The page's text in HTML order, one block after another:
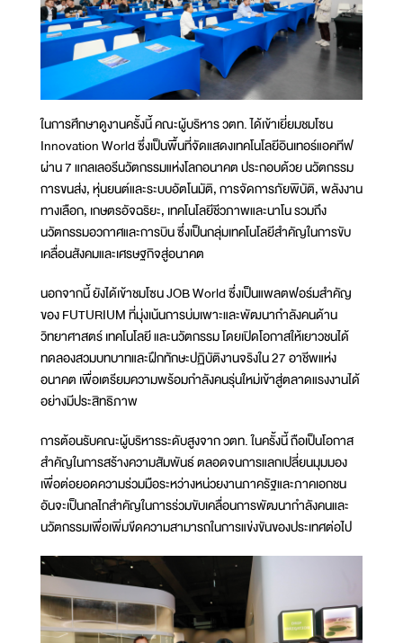
ในการศึกษาดูงานครั้งนี้ คณะผู้บริหาร วตท. ได้เข้าเยี่ยมชมโซน
Innovation World ซึ่งเป็นพื้นที่จัดแสดงเทคโนโลยีอินเทอร์แอคทีฟ
ผ่าน 7 แกลเลอรีนวัตกรรมแห่งโลกอนาคต ประกอบด้วย นวัตกรรม
การขนส่ง, หุ่นยนต์และระบบอัตโนมัติ, การจัดการภัยพิบัติ, พลังงาน
ทางเลือก, เกษตรอัจฉริยะ, เทคโนโลยีชีวภาพและนาโน รวมถึง
นวัตกรรมอวกาศและการบิน ซึ่งเป็นกลุ่มเทคโนโลยีสำคัญในการขับ
เคลื่อนสังคมและเศรษฐกิจสู่อนาคต
นอกจากนี้ ยังได้เข้าชมโซน JOB World ซึ่งเป็นแพลตฟอร์มสำคัญ
ของ FUTURIUM ที่มุ่งเน้นการบ่มเพาะและพัฒนากำลังคนด้าน
วิทยาศาสตร์ เทคโนโลยี และนวัตกรรม โดยเปิดโอกาสให้เยาวชนได้
ทดลองสวมบทบาทและฝึกทักษะปฏิบัติงานจริงใน 27 อาชีพแห่ง
อนาคต เพื่อเตรียมความพร้อมกำลังคนรุ่นใหม่เข้าสู่ตลาดแรงงานได้
อย่างมีประสิทธิภาพ
การต้อนรับคณะผู้บริหารระดับสูงจาก วตท. ในครั้งนี้ ถือเป็นโอกาส
สำคัญในการสร้างความสัมพันธ์ ตลอดจนการแลกเปลี่ยนมุมมอง
เพื่อต่อยอดความร่วมมือระหว่างหน่วยงานภาครัฐและภาคเอกชน
อันจะเป็นกลไกสำคัญในการร่วมขับเคลื่อนการพัฒนากำลังคนและ
นวัตกรรมเพื่อเพิ่มขีดความสามารถในการแข่งขันของประเทศต่อไป